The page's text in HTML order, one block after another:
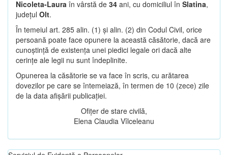
Nicoleta-Laura în vârstă de 34 ani, cu domiciliul în Slatina,
județul Olt.
În temeiul art. 285 alin. (1) și alin. (2) din Codul Civil, orice
persoană poate face opunere la această căsătorie, dacă are
cunoștință de existența unei piedici legale ori dacă alte
cerințe ale legii nu sunt îndeplinite.
Opunerea la căsătorie se va face în scris, cu arătarea
dovezilor pe care se întemeiază, în termen de 10 (zece) zile
de la data afișării publicației.
Ofițer de stare civilă,
Elena Claudia Vîlceleanu